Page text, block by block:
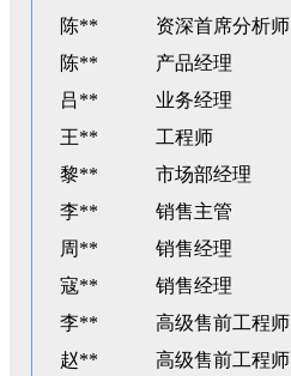
陈**
资深首席分析师
陈**
产品经理
吕**
业务经理
王**
工程师
黎**
市场部经理
李**
销售主管
周**
销售经理
寇**
销售经理
李**
高级售前工程师
赵**
高级售前工程师